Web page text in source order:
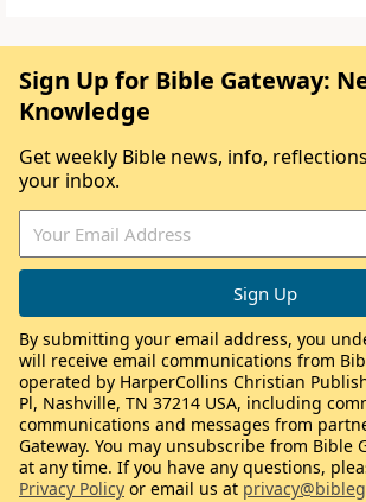
Sign Up for Bible Gateway:
Knowledge
Get weekly Bible news, info,
your inbox.
By submitting your email address, you
will receive email communications from
operated by HarperCollins Christian
Pl, Nashville, TN 37214 USA, including
communications and messages from
Gateway. You may unsubscribe from Bible
at any time. If you have any questions,
Privacy Policy or email us at